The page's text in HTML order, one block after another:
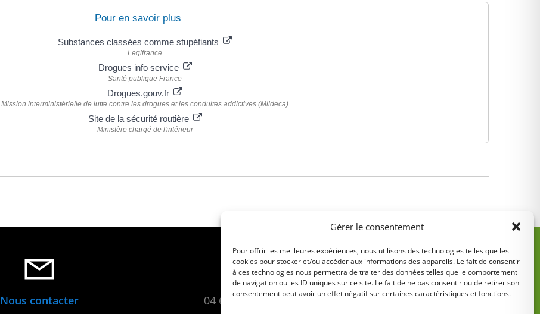
Gérer le consentement
Pour offrir les meilleures expériences, nous utilisons des technologies telles que les
cookies pour stocker et/ou accéder aux informations des appareils. Le fait de consentir
à ces technologies nous permettra de traiter des données telles que le comportement
de navigation ou les ID uniques sur ce site. Le fait de ne pas consentir ou de retirer son
consentement peut avoir un effet négatif sur certaines caractéristiques et fonctions.
Pour en savoir plus
Substances classées comme stupéfiants
Legifrance
Drogues info service
Santé publique France
Drogues.gouv.fr
Mission interministérielle de lutte contre les drogues et les conduites addictives (Mildeca)
Site de la sécurité routière
Ministère chargé de l'intérieur
Nous contacter 04 66 88 01 05